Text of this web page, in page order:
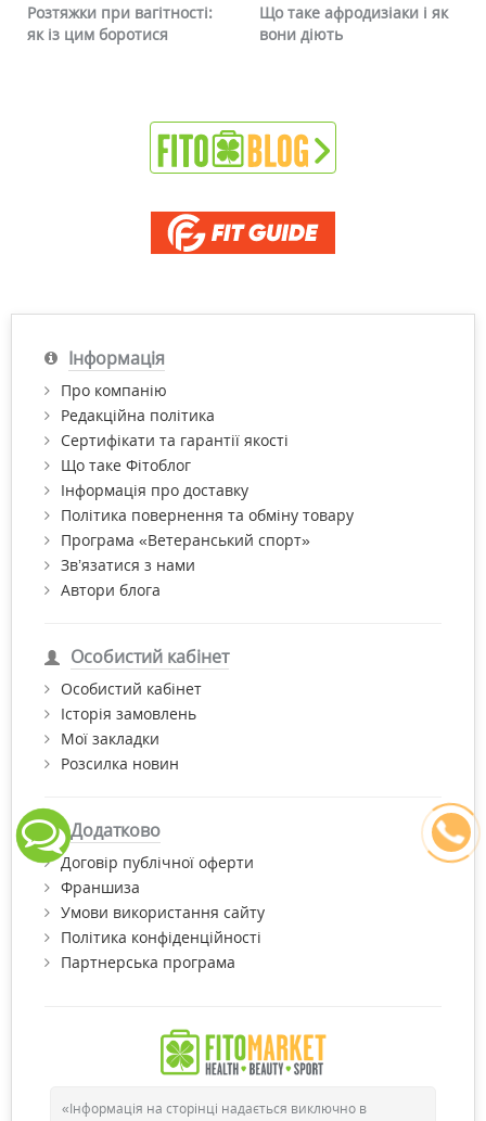
Розтяжки при вагітності:
як із цим боротися
Що таке афродизіаки і як
вони діють
Інформація
Про компанію
Редакційна політика
Сертифікати та гарантії якості
Що таке Фітоблог
Інформація про доставку
Політика повернення та обміну товару
Програма «Ветеранський спорт»
Зв’язатися з нами
Автори блога
Особистий кабінет
Особистий кабінет
Історія замовлень
Мої закладки
Розсилка новин
Додатково
Договір публічної оферти
Франшиза
Умови використання сайту
Політика конфіденційності
Партнерська програма
«Інформація на сторінці надається виключно в